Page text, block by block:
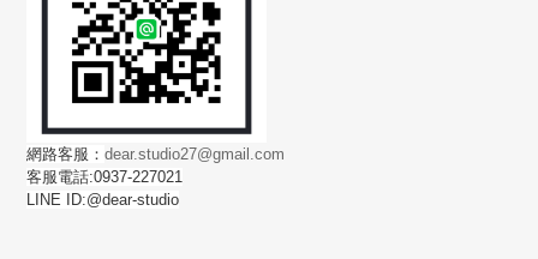
網路客服：dear.studio27@gmail.com
客服電話:0937-227021
LINE ID:@dear-studio